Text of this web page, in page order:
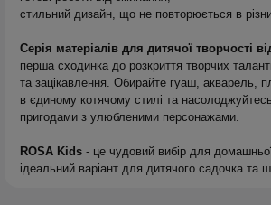
стильний дизайн, що не повторюється в
Серія матеріалів для дитячої творчості
перша сходинка до розкриття творчих
та зацікавлення. Обирайте гуаш, акварель,
в єдиному котячому стилі та
пригодами з улюбленими персонажами.
ROSA Kids - це чудовий вибір для
ідеальний варіант для дитячого садочка та